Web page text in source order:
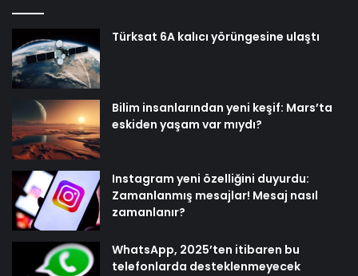
Türksat 6A kalıcı yörüngesine ulaştı
Bilim insanlarından yeni keşif: Mars’ta
eskiden yaşam var mıydı?
Instagram yeni özelliğini duyurdu:
Zamanlanmış mesajlar! Mesaj nasıl
zamanlanır?
WhatsApp, 2025’ten itibaren bu
telefonlarda desteklenmeyecek